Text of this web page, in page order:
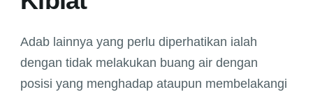
Adab lainnya yang perlu diperhatikan ialah
dengan tidak melakukan buang air dengan
posisi yang menghadap ataupun membelakangi